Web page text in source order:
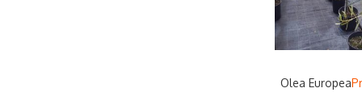
Olea Europea